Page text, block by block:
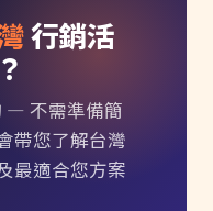
行銷活
— 不需準備簡
帶您了解台灣
最適合您方案